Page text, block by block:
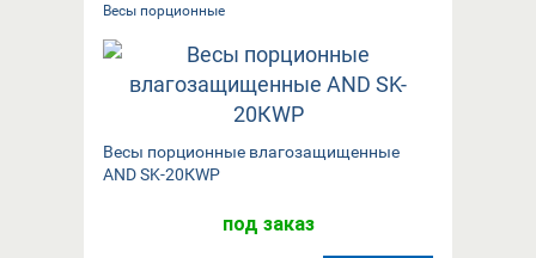
Весы порционные
Вeсы порционные влагозащищенные
AND SK-20КWP
под заказ